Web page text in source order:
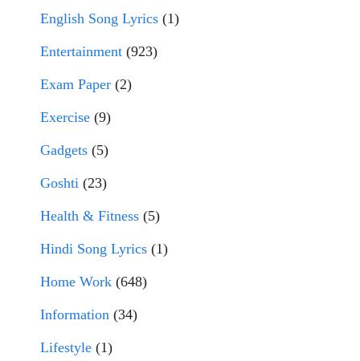
English Song Lyrics (1)
Entertainment (923)
Exam Paper (2)
Exercise (9)
Gadgets (5)
Goshti (23)
Health & Fitness (5)
Hindi Song Lyrics (1)
Home Work (648)
Information (34)
Lifestyle (1)